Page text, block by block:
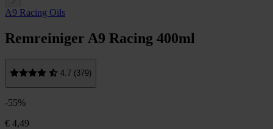
A9 Racing Oils
Remreiniger A9 Racing 400ml
4.7 (379)
-55%
€ 4,49